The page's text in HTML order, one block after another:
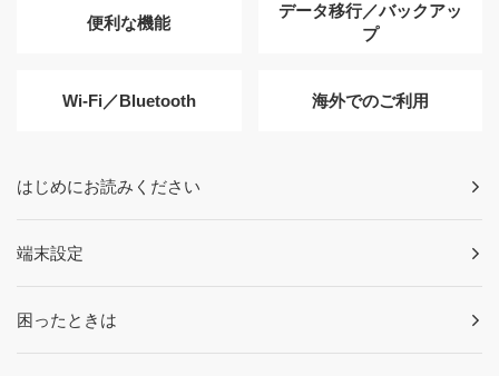
便利な機能
データ移行／バックアッ
プ
Wi-Fi／Bluetooth 海外でのご利用
はじめにお読みください
端末設定
困ったときは